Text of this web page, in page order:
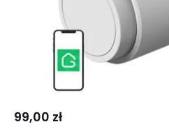
99,00 zł